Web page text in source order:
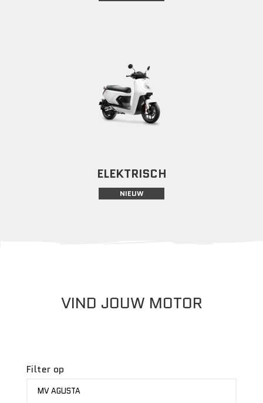
ELEKTRISCH
NIEUW
VIND JOUW MOTOR
Filter op
MV AGUSTA